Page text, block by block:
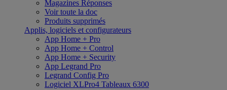
Magazines Réponses
Voir toute la doc
Produits supprimés
Applis, logiciels et configurateurs
App Home + Pro
App Home + Control
App Home + Security
App Legrand Pro
Legrand Config Pro
Logiciel XLPro4 Tableaux 6300